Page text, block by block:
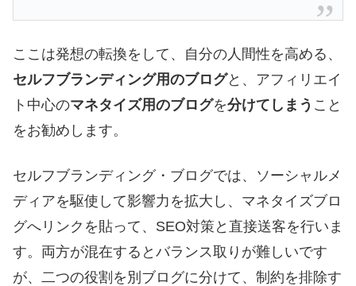
ここは発想の転換をして、自分の人間性を高める、
セルフブランディング用のブログと、アフィリエイ
ト中心のマネタイズ用のブログを分けてしまう こと
をお勧めします。
セルフブランディング・ブログでは、ソーシャルメ
ディアを駆使して影響力を拡大し、マネタイズブロ
グへリンクを貼って、SEO対策と直接送客を行いま
す。両方が混在するとバランス取りが難しいです
が、二つの役割を別ブログに分けて、制約を排除す